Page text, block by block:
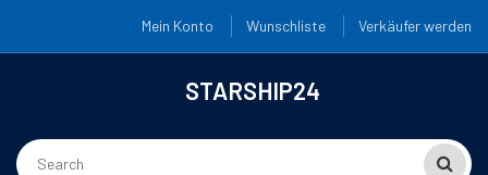
Mein Konto Wunschliste Verkäufer werden
STARSHIP24